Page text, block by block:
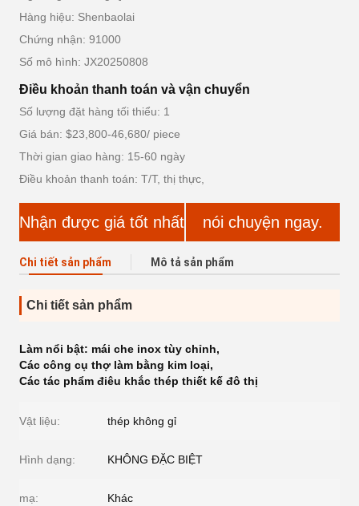
Hàng hiệu: Shenbaolai
Chứng nhận: 91000
Số mô hình: JX20250808
Điều khoản thanh toán và vận chuyển
Số lượng đặt hàng tối thiểu: 1
Giá bán: $23,800-46,680/ piece
Thời gian giao hàng: 15-60 ngày
Điều khoản thanh toán: T/T, thị thực,
Nhận được giá tốt nhất nói chuyện ngay.
Chi tiết sản phẩm Mô tả sản phẩm
Chi tiết sản phẩm
Làm nổi bật: mái che inox tùy chỉnh,
Các công cụ thợ làm bằng kim loại,
Các tác phẩm điêu khắc thép thiết kế đô thị
Vật liệu: thép không gỉ
Hình dạng: KHÔNG ĐẶC BIỆT
mạ: Khác